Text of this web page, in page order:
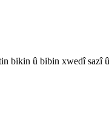
bikin û bibin xwedî sazî